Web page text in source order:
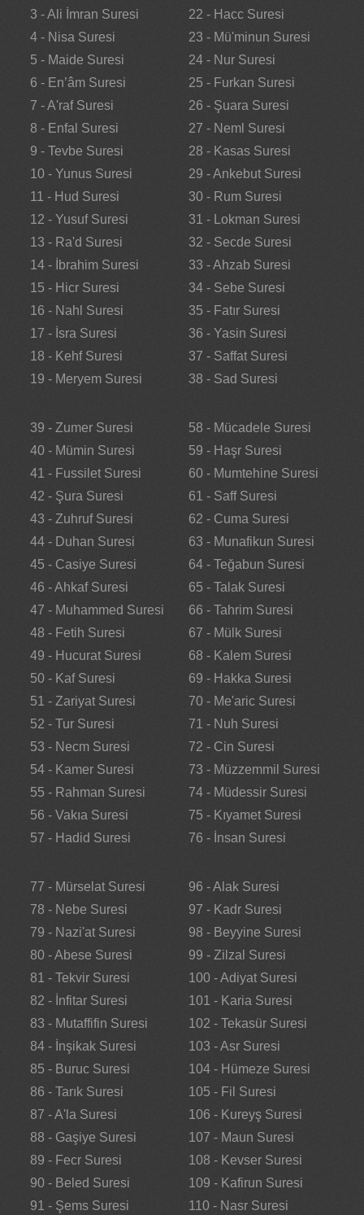
3 - Ali İmran Suresi
4 - Nisa Suresi
5 - Maide Suresi
6 - En’âm Suresi
7 - A'raf Suresi
8 - Enfal Suresi
9 - Tevbe Suresi
10 - Yunus Suresi
11 - Hud Suresi
12 - Yusuf Suresi
13 - Ra'd Suresi
14 - İbrahim Suresi
15 - Hicr Suresi
16 - Nahl Suresi
17 - İsra Suresi
18 - Kehf Suresi
19 - Meryem Suresi
22 - Hacc Suresi
23 - Mü'minun Suresi
24 - Nur Suresi
25 - Furkan Suresi
26 - Şuara Suresi
27 - Neml Suresi
28 - Kasas Suresi
29 - Ankebut Suresi
30 - Rum Suresi
31 - Lokman Suresi
32 - Secde Suresi
33 - Ahzab Suresi
34 - Sebe Suresi
35 - Fatır Suresi
36 - Yasin Suresi
37 - Saffat Suresi
38 - Sad Suresi
39 - Zumer Suresi
40 - Mümin Suresi
41 - Fussilet Suresi
42 - Şura Suresi
43 - Zuhruf Suresi
44 - Duhan Suresi
45 - Casiye Suresi
46 - Ahkaf Suresi
47 - Muhammed Suresi
48 - Fetih Suresi
49 - Hucurat Suresi
50 - Kaf Suresi
51 - Zariyat Suresi
52 - Tur Suresi
53 - Necm Suresi
54 - Kamer Suresi
55 - Rahman Suresi
56 - Vakıa Suresi
57 - Hadid Suresi
58 - Mücadele Suresi
59 - Haşr Suresi
60 - Mumtehine Suresi
61 - Saff Suresi
62 - Cuma Suresi
63 - Munafikun Suresi
64 - Teğabun Suresi
65 - Talak Suresi
66 - Tahrim Suresi
67 - Mülk Suresi
68 - Kalem Suresi
69 - Hakka Suresi
70 - Me'aric Suresi
71 - Nuh Suresi
72 - Cin Suresi
73 - Müzzemmil Suresi
74 - Müdessir Suresi
75 - Kıyamet Suresi
76 - İnsan Suresi
77 - Mürselat Suresi
78 - Nebe Suresi
79 - Nazi'at Suresi
80 - Abese Suresi
81 - Tekvir Suresi
82 - İnfitar Suresi
83 - Mutaffifin Suresi
84 - İnşikak Suresi
85 - Buruc Suresi
86 - Tarık Suresi
87 - A'la Suresi
88 - Gaşiye Suresi
89 - Fecr Suresi
90 - Beled Suresi
91 - Şems Suresi
96 - Alak Suresi
97 - Kadr Suresi
98 - Beyyine Suresi
99 - Zilzal Suresi
100 - Adiyat Suresi
101 - Karia Suresi
102 - Tekasür Suresi
103 - Asr Suresi
104 - Hümeze Suresi
105 - Fil Suresi
106 - Kureyş Suresi
107 - Maun Suresi
108 - Kevser Suresi
109 - Kafirun Suresi
110 - Nasr Suresi